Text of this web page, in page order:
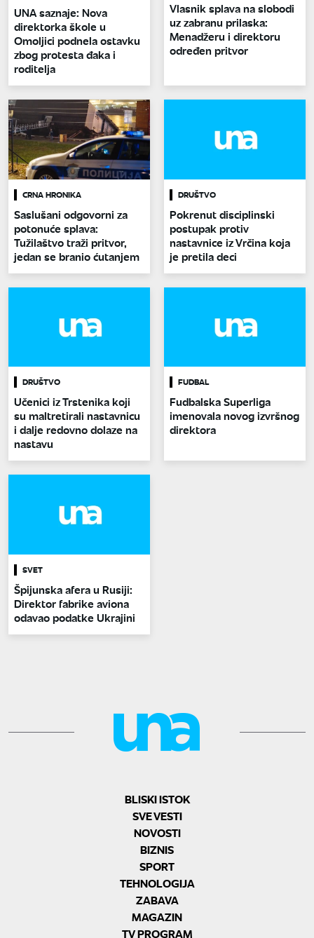
UNA saznaje: Nova
direktorka škole u
Omoljici podnela ostavku
zbog protesta đaka i
roditelja
Vlasnik splava na slobodi
uz zabranu prilaska:
Menadžeru i direktoru
određen pritvor
CRNA HRONIKA
Saslušani odgovorni za
potonuće splava:
Tužilaštvo traži pritvor,
jedan se branio ćutanjem
DRUŠTVO
Pokrenut disciplinski
postupak protiv
nastavnice iz Vrčina koja
je pretila deci
DRUŠTVO
Učenici iz Trstenika koji
su maltretirali nastavnicu
i dalje redovno dolaze na
nastavu
FUDBAL
Fudbalska Superliga
imenovala novog izvršnog
direktora
SVET
Špijunska afera u Rusiji:
Direktor fabrike aviona
odavao podatke Ukrajini
BLISKI ISTOK
SVE VESTI
NOVOSTI
BIZNIS
SPORT
TEHNOLOGIJA
ZABAVA
MAGAZIN
TV PROGRAM